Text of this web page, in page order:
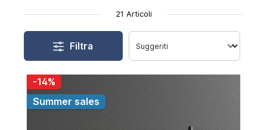
21 Articoli
Filtra
-14%
Summer sales